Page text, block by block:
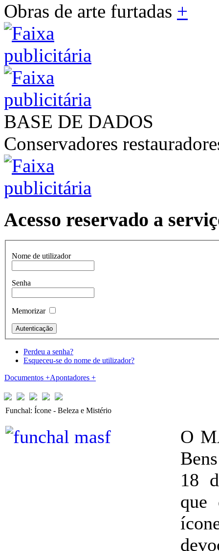
Obras de arte furtadas +
BASE DE DADOS
Conservadores
Acesso reservado a
Nome de utilizador
Senha
Memorizar
Perdeu a senha?
Esqueceu-se do nome de utilizador?
Documentos +Apontadores +
Funchal: Ícone - Beleza e Mistério
O
18
que